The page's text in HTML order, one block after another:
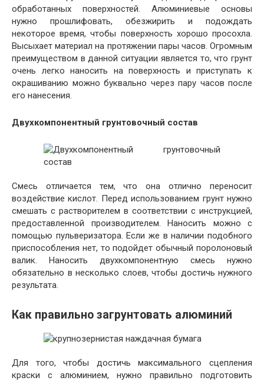
обработанных поверхностей. Алюминиевые основы
нужно прошлифовать, обезжирить и подождать
некоторое время, чтобы поверхность хорошо просохла.
Высыхает материал на протяжении пары часов. Огромным
преимуществом в данной ситуации является то, что грунт
очень легко наносить на поверхность и приступать к
окрашиванию можно буквально через пару часов после
его нанесения.
Двухкомпонентный грунтовочный состав
Смесь отличается тем, что она отлично переносит
воздействие кислот. Перед использованием грунт нужно
смешать с растворителем в соответствии с инструкцией,
предоставленной производителем. Наносить можно с
помощью пульверизатора. Если же в наличии подобного
приспособления нет, то подойдет обычный поролоновый
валик. Наносить двухкомпонентную смесь нужно
обязательно в несколько слоев, чтобы достичь нужного
результата.
Как правильно загрунтовать алюминий
Для того, чтобы достичь максимального сцепления
краски с алюминием, нужно правильно подготовить